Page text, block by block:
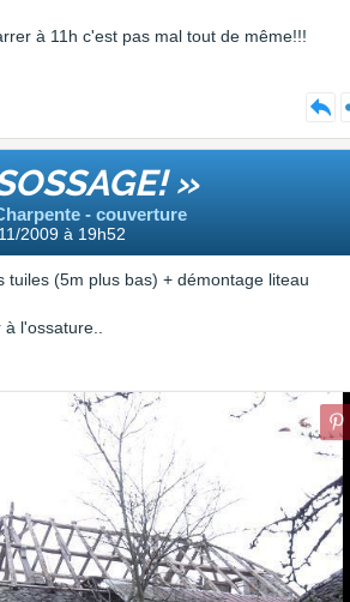
à 11h c'est pas mal tout de même!!!
»
- couverture
2009 à 19h52
tuiles (5m plus bas) + démontage liteau
l'ossature..